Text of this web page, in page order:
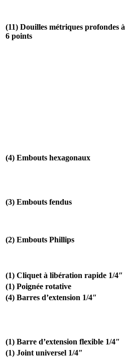
(11) Douilles métriques profondes à
6 points
(4) Embouts hexagonaux
(3) Embouts fendus
(2) Embouts Phillips
(1) Cliquet à libération rapide 1/4″
(1) Poignée rotative
(4) Barres d’extension 1/4″
(1) Barre d’extension flexible 1/4″
(1) Joint universel 1/4″